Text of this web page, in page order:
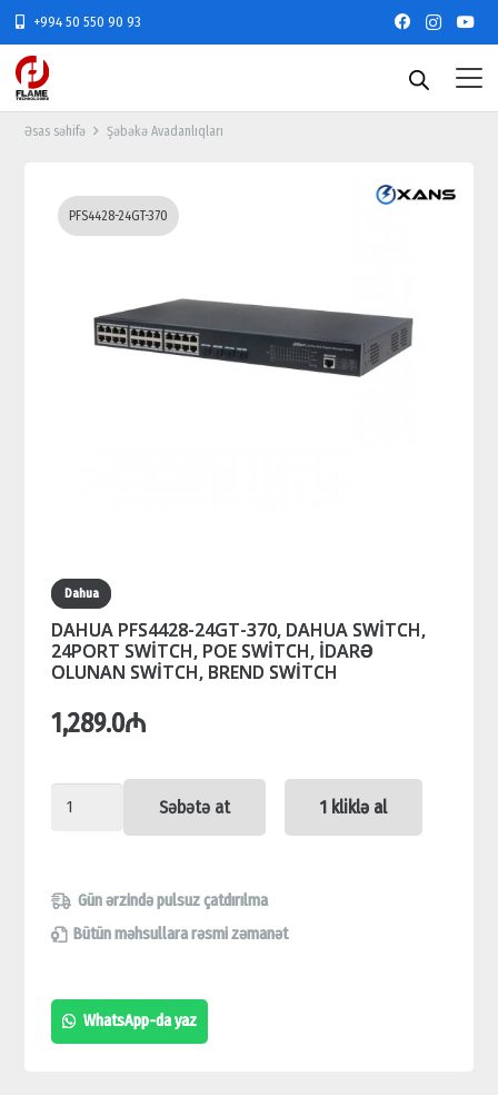
+994 50 550 90 93
Əsas səhifə Şəbəkə Avadanlıqları
PFS4428-24GT-370
Dahua
DAHUA PFS4428-24GT-370, DAHUA SWİTCH,
24PORT SWİTCH, POE SWİTCH, İDARƏ
OLUNAN SWİTCH, BREND SWİTCH
1,289.0₼
DAHUA
370,
DAHUA
24PORT
SWİTCH,
Səbətə at 1 kliklə al
Gün ərzində pulsuz çatdırılma
Bütün məhsullara rəsmi zəmanət
WhatsApp-da yaz